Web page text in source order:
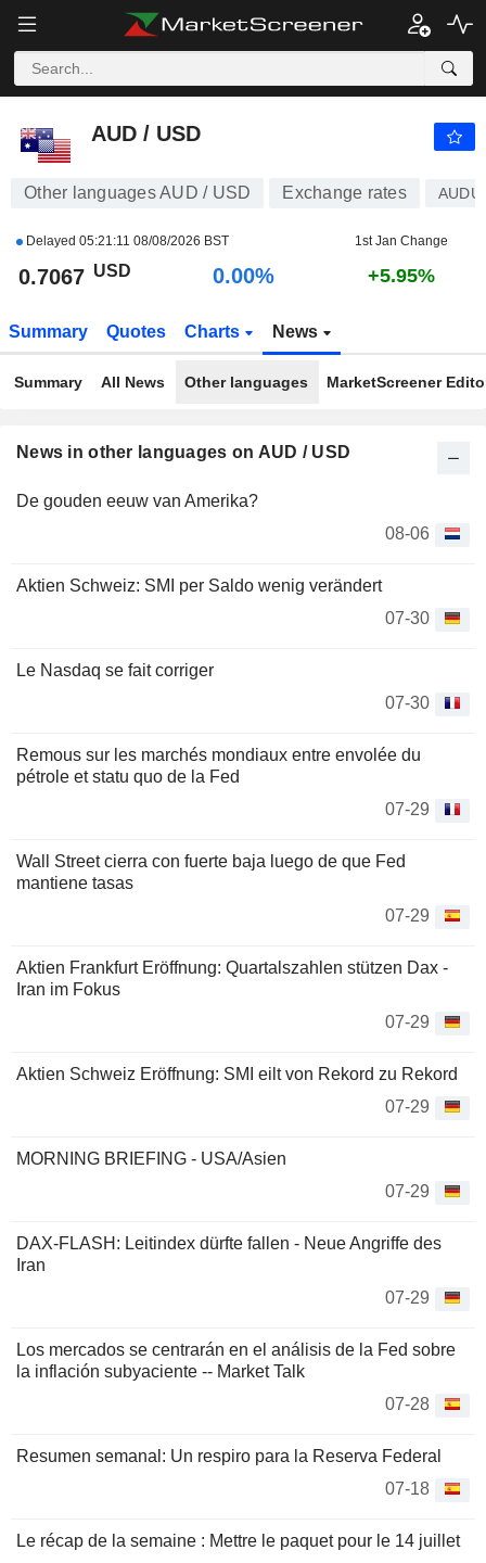
AUD / USD
AUD / USD
Other languages AUD / USD Exchange rates
Delayed 05:21:11 08/08/2026 BST 1st Jan Change
0.7067 USD 0.00% +5.95%
Summary Quotes Charts News
Summary All News Other languages MarketScreener
News in other languages on AUD / USD
De gouden eeuw van Amerika?
08-06
Aktien Schweiz: SMI per Saldo wenig verändert
07-30
Le Nasdaq se fait corriger
07-30
Remous sur les marchés mondiaux entre envolée du
pétrole et statu quo de la Fed
07-29
Wall Street cierra con fuerte baja luego de que Fed
mantiene tasas
07-29
Aktien Frankfurt Eröffnung: Quartalszahlen stützen Dax -
Iran im Fokus
07-29
Aktien Schweiz Eröffnung: SMI eilt von Rekord zu Rekord
07-29
MORNING BRIEFING - USA/Asien
07-29
DAX-FLASH: Leitindex dürfte fallen - Neue Angriffe des
Iran
07-29
Los mercados se centrarán en el análisis de la Fed sobre
la inflación subyaciente -- Market Talk
07-28
Resumen semanal: Un respiro para la Reserva Federal
07-18
Le récap de la semaine : Mettre le paquet pour le 14 juillet